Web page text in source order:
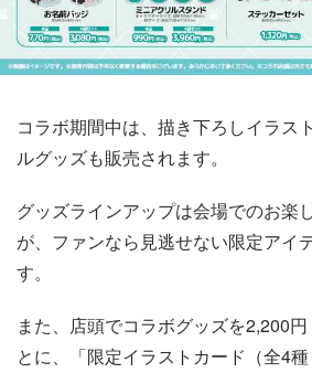
コラボ期間中は、描き下ろしイラス
ルグッズも販売されます。
グッズラインアップは会場でのお楽
が、ファンなら見逃せない限定アイ
す。
また、店頭でコラボグッズを2,200
とに、「限定イラストカード（全4